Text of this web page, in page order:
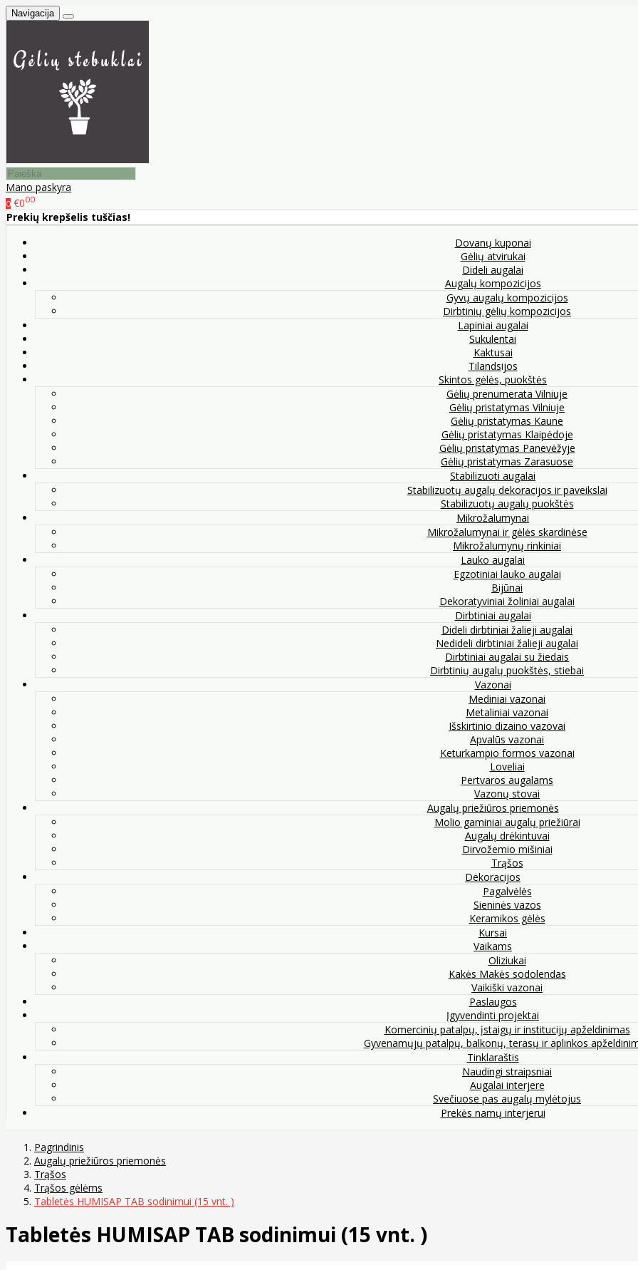
Navigacija
Mano paskyra
0 €000
Prekių krepšelis tuščias!
Dovanų kuponai
Gėlių atvirukai
Dideli augalai
Augalų kompozicijos
Gyvų augalų kompozicijos
Dirbtinių gėlių kompozicijos
Lapiniai augalai
Sukulentai
Kaktusai
Tilandsijos
Skintos gėlės, puokštės
Gėlių prenumerata Vilniuje
Gėlių pristatymas Vilniuje
Gėlių pristatymas Kaune
Gėlių pristatymas Klaipėdoje
Gėlių pristatymas Panevėžyje
Gėlių pristatymas Zarasuose
Stabilizuoti augalai
Stabilizuotų augalų dekoracijos ir paveikslai
Stabilizuotų augalų puokštės
Mikrožalumynai
Mikrožalumynai ir gėlės skardinėse
Mikrožalumynų rinkiniai
Lauko augalai
Egzotiniai lauko augalai
Bijūnai
Dekoratyviniai žoliniai augalai
Dirbtiniai augalai
Dideli dirbtiniai žalieji augalai
Nedideli dirbtiniai žalieji augalai
Dirbtiniai augalai su žiedais
Dirbtinių augalų puokštės, stiebai
Vazonai
Mediniai vazonai
Metaliniai vazonai
Išskirtinio dizaino vazovai
Apvalūs vazonai
Keturkampio formos vazonai
Loveliai
Pertvaros augalams
Vazonų stovai
Augalų priežiūros priemonės
Molio gaminiai augalų priežiūrai
Augalų drėkintuvai
Dirvožemio mišiniai
Trąšos
Dekoracijos
Pagalvėlės
Sieninės vazos
Keramikos gėlės
Kursai
Vaikams
Oliziukai
Kakės Makės sodolendas
Vaikiški vazonai
Paslaugos
Įgyvendinti projektai
Komercinių patalpų, įstaigų ir institucijų apželdinimas
Gyvenamųjų patalpų, balkonų, terasų ir aplinkos
Tinklaraštis
Naudingi straipsniai
Augalai interjere
Svečiuose pas augalų mylėtojus
Prekės namų interjerui
Pagrindinis
Augalų priežiūros priemonės
Trąšos
Trąšos gėlėms
Tabletės HUMISAP TAB sodinimui (15 vnt. )
Tabletės HUMISAP TAB sodinimui (15 vnt. )